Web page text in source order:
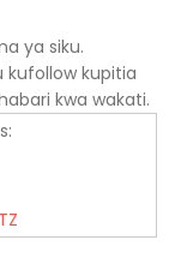
ya siku.
kupitia
kwa wakati.